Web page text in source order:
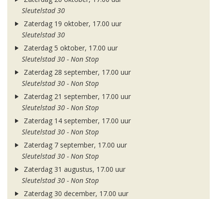
Sleutelstad 30
Zaterdag 19 oktober, 17.00 uur
Sleutelstad 30
Zaterdag 5 oktober, 17.00 uur
Sleutelstad 30 - Non Stop
Zaterdag 28 september, 17.00 uur
Sleutelstad 30 - Non Stop
Zaterdag 21 september, 17.00 uur
Sleutelstad 30 - Non Stop
Zaterdag 14 september, 17.00 uur
Sleutelstad 30 - Non Stop
Zaterdag 7 september, 17.00 uur
Sleutelstad 30 - Non Stop
Zaterdag 31 augustus, 17.00 uur
Sleutelstad 30 - Non Stop
Zaterdag 30 december, 17.00 uur